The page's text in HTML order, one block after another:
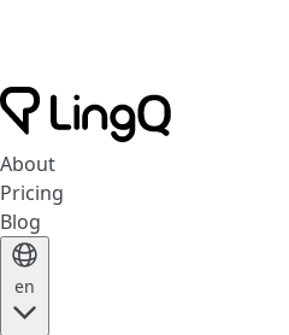
About
Pricing
Blog
en